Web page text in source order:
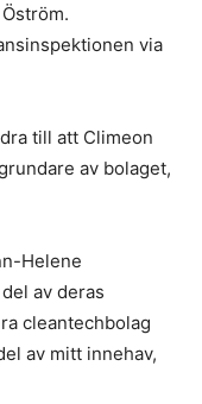
via
till att Climeon
av bolaget,
Helene
av deras
cleantechbolag
av mitt innehav,